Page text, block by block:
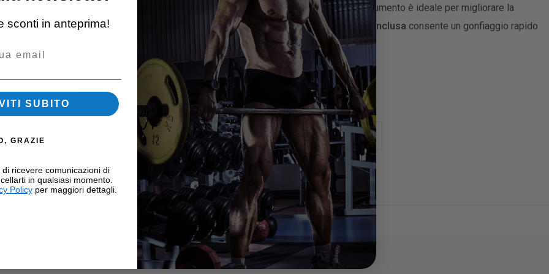
per l’allenamento del corpo e la stimolazione della zona sottoplantare. Questo strumento è ideale per migliorare la
esercizi di riabilitazione o come parte di un allenamento funzionale. La sua pompa inclusa consente un gonfiaggio rapido
Informazioni Aggiuntive
Diamond
sconti in anteprima!
SUBITO
GRAZIE
ricevere comunicazioni di
in qualsiasi momento.
Policyper maggiori dettagli.